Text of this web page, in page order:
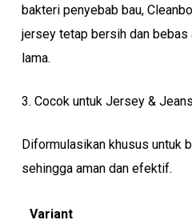
bakteri penyebab bau,
jersey tetap bersih dan
lama.
3. Cocok untuk Jersey & Jeans
Diformulasikan khusus untuk
sehingga aman dan efektif.
Variant